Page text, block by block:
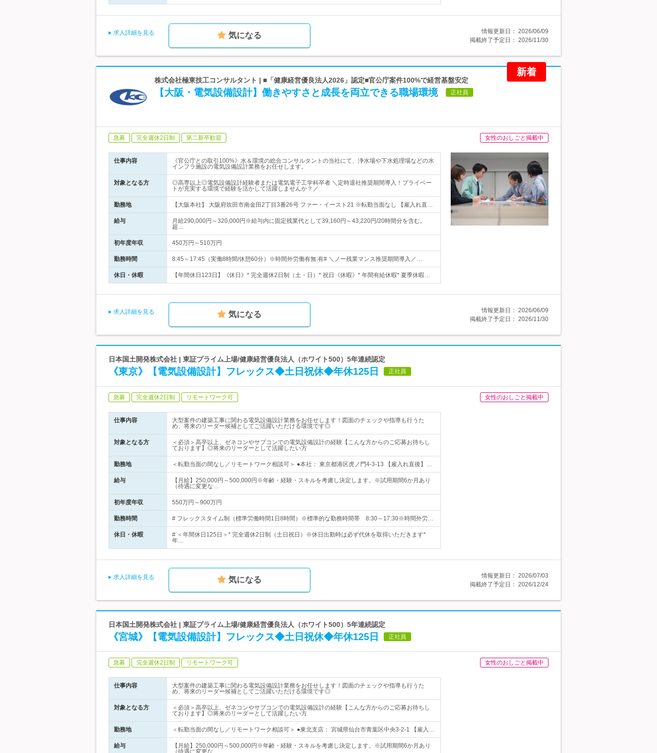
求人詳細を見る 気になる 情報更新日： 2026/06/09
掲載終了予定日： 2026/11/30
新着
株式会社極東技工コンサルタント | ■「健康経営優良法人2026」認定■官公庁案件100%で経営基盤安定
【大阪・電気設備設計】働きやすさと成長を両立できる職場環境 正社員
急募 完全週休2日制 第二新卒歓迎 女性のおしごと掲載中
仕事内容
《官公庁との取引100%》水＆環境の総合コンサルタントの当社にて、浄水場や下水処理場などの水
インフラ施設の電気設備設計業務をお任せします。
対象となる方
◎高専以上◎電気設備設計経験者または電気電子工学科卒者 ＼定時退社推奨期間導入！プライベー
トが充実する環境で経験を活かして活躍しませんか？／
勤務地 【大阪本社】 大阪府吹田市南金田2丁目3番26号 ファー・イースト21 ※転勤当面なし 【雇入れ直…
給与
月給290,000円～320,000円※給与内に固定残業代として39,160円～43,220円/20時間分を含む。
超…
初年度年収 450万円～510万円
勤務時間 8:45～17:45（実働8時間/休憩60分）※時間外労働有無:有# ＼ノー残業マンス推奨期間導入／…
休日・休暇 【年間休日123日】《休日》* 完全週休2日制（土・日）* 祝日《休暇》* 年間有給休暇* 夏季休暇…
求人詳細を見る 気になる 情報更新日： 2026/06/09
掲載終了予定日： 2026/11/30
日本国土開発株式会社 | 東証プライム上場/健康経営優良法人（ホワイト500）5年連続認定
《東京》【電気設備設計】フレックス◆土日祝休◆年休125日 正社員
急募 完全週休2日制 リモートワーク可 女性のおしごと掲載中
仕事内容
大型案件の建築工事に関わる電気設備設計業務をお任せします！図面のチェックや指導も行うた
め、将来のリーダー候補としてご活躍いただける環境です◎
対象となる方
＜必須＞高卒以上、ゼネコンやサブコンでの電気設備設計の経験【こんな方からのご応募お待ちし
ております】◎将来のリーダーとして活躍したい方
勤務地 ＜転勤当面の間なし／リモートワーク相談可＞ ●本社： 東京都港区虎ノ門4-3-13 【雇入れ直後】…
給与
【月給】250,000円～500,000円※年齢・経験・スキルを考慮し決定します。※試用期間6か月あり
（待遇に変更な…
初年度年収 550万円～900万円
勤務時間 # フレックスタイム制（標準労働時間1日8時間）※標準的な勤務時間帯 8:30～17:30※時間外労…
休日・休暇
# ＜年間休日125日＞* 完全週休2日制（土日祝日）※休日出勤時は必ず代休を取得いただきます*
年…
求人詳細を見る 気になる 情報更新日： 2026/07/03
掲載終了予定日： 2026/12/24
日本国土開発株式会社 | 東証プライム上場/健康経営優良法人（ホワイト500）5年連続認定
《宮城》【電気設備設計】フレックス◆土日祝休◆年休125日 正社員
急募 完全週休2日制 リモートワーク可 女性のおしごと掲載中
仕事内容
大型案件の建築工事に関わる電気設備設計業務をお任せします！図面のチェックや指導も行うた
め、将来のリーダー候補としてご活躍いただける環境です◎
対象となる方
＜必須＞高卒以上、ゼネコンやサブコンでの電気設備設計の経験【こんな方からのご応募お待ちし
ております】◎将来のリーダーとして活躍したい方
勤務地 ＜転勤当面の間なし／リモートワーク相談可＞ ●東北支店： 宮城県仙台市青葉区中央3-2-1 【雇入…
給与
【月給】250,000円～500,000円※年齢・経験・スキルを考慮し決定します。※試用期間6か月あり
（待遇に変更な…